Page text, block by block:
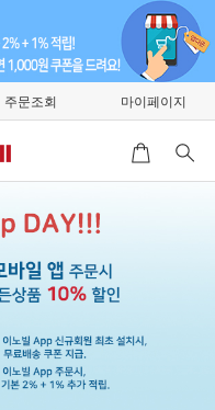
주문조회 마이페이지